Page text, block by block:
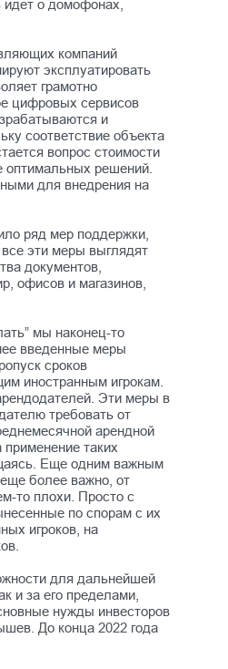
о домофонах,
компаний
эксплуатировать
грамотно
цифровых сервисов
и
соответствие объекта
вопрос стоимости
оптимальных решений.
для внедрения на
ряд мер поддержки,
эти меры выглядят
документов,
офисов и магазинов,
мы наконец-то
введенные меры
сроков
иностранным игрокам.
Эти меры в
требовать от
арендной
таких
Еще одним важным
еще более важно, от
то плохи. Просто с
по спорам с их
игроков, на
для дальнейшей
и за его пределами,
нужды инвесторов
До конца 2022 года